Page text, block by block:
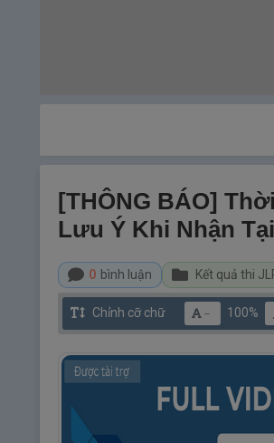
[THÔNG BÁO]
Lưu Ý Khi Nhận
0 bình luận Kết quả thi
Chỉnh cỡ chữ － 100%